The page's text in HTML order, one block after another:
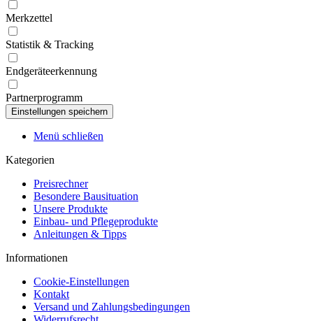
Merkzettel
Statistik & Tracking
Endgeräteerkennung
Partnerprogramm
Menü schließen
Kategorien
Preisrechner
Besondere Bausituation
Unsere Produkte
Einbau- und Pflegeprodukte
Anleitungen & Tipps
Informationen
Cookie-Einstellungen
Kontakt
Versand und Zahlungsbedingungen